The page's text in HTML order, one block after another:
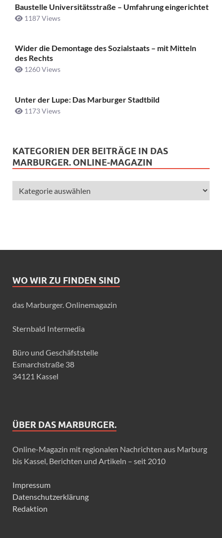
Baustelle Universitätsstraße ­– Umfahrung eingerichtet
1187 Views
Wider die Demontage des Sozialstaats – mit Mitteln
des Rechts
1260 Views
Unter der Lupe: Das Marburger Stadtbild
1173 Views
KATEGORIEN DER BEITRÄGE IN DAS
MARBURGER. ONLINE-MAGAZIN
WO WIR ZU FINDEN SIND
das Marburger. Onlinemagazin
Sternbald Intermedia
Büro und Geschäfststelle
Esmarchstraße 38
34121 Kassel
ÜBER DAS MARBURGER.
Online-Magazin mit regionalen Nachrichten aus Marburg
bis Kassel, Berichten und Artikeln – seit 2010
Impressum
Datenschutzerklärung
Redaktion